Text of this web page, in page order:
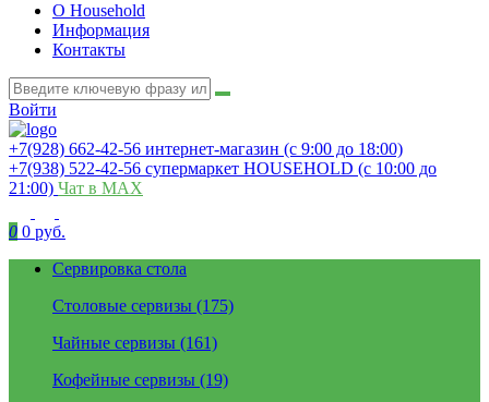
О Household
Информация
Контакты
Войти
+7(928) 662-42-56 интернет-магазин (с 9:00 до 18:00)
+7(938) 522-42-56 супермаркет HOUSEHOLD (с 10:00 до
21:00) Чат в MAX
0 0 руб.
Сервировка стола
Столовые сервизы (175)
Чайные сервизы (161)
Кофейные сервизы (19)